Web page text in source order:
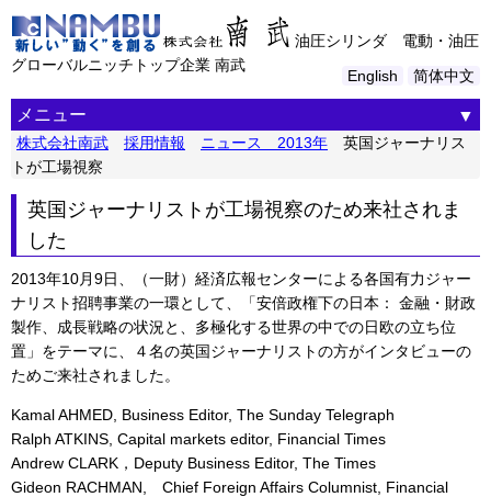
油圧シリンダ 電動・油圧
グローバルニッチトップ企業 南武
English 简体中文
メニュー
株式会社南武 採用情報 ニュース 2013年
英国ジャーナリス
トが工場視察
英国ジャーナリストが工場視察のため来社されま
した
2013年10月9日、（一財）経済広報センターによる各国有力ジャー
ナリスト招聘事業の一環として、「安倍政権下の日本： 金融・財政
製作、成長戦略の状況と、多極化する世界の中での日欧の立ち位
置」をテーマに、４名の英国ジャーナリストの方がインタビューの
ためご来社されました。
Kamal AHMED, Business Editor, The Sunday Telegraph
Ralph ATKINS, Capital markets editor, Financial Times
Andrew CLARK，Deputy Business Editor, The Times
Gideon RACHMAN, Chief Foreign Affairs Columnist, Financial